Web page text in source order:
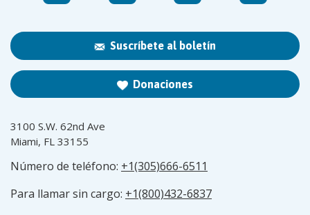
Suscríbete al boletín
Donaciones
3100 S.W. 62nd Ave
Miami, FL 33155
Número de teléfono: +1(305)666-6511
Para llamar sin cargo: +1(800)432-6837